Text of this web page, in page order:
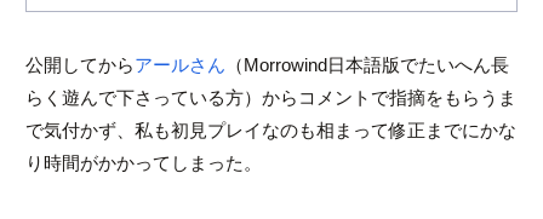
公開してからアールさん （Morrowind日本語版でたいへん長
らく遊んで下さっている方）からコメントで指摘をもらうま
で気付かず、私も初見プレイなのも相まって修正までにかな
り時間がかかってしまった。